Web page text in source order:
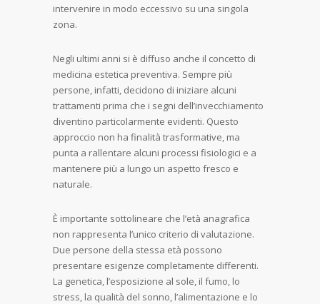
intervenire in modo eccessivo su una singola
zona.
Negli ultimi anni si è diffuso anche il concetto di
medicina estetica preventiva. Sempre più
persone, infatti, decidono di iniziare alcuni
trattamenti prima che i segni dell’invecchiamento
diventino particolarmente evidenti. Questo
approccio non ha finalità trasformative, ma
punta a rallentare alcuni processi fisiologici e a
mantenere più a lungo un aspetto fresco e
naturale.
È importante sottolineare che l’età anagrafica
non rappresenta l’unico criterio di valutazione.
Due persone della stessa età possono
presentare esigenze completamente differenti.
La genetica, l’esposizione al sole, il fumo, lo
stress, la qualità del sonno, l’alimentazione e lo